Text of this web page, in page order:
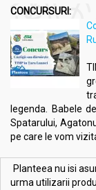
CONCURSURI:
legenda. Babele
Spatarului,
pe care le vom
Planteea nu isi
urma utilizarii